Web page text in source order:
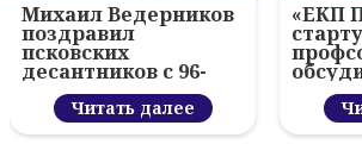
Михаил Ведерников
поздравил
псковских
десантников с 96-
летием ВДВ и
вручил награды
Читать далее
«ЕКП